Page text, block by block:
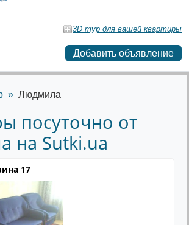
3D тур для вашей квартиры
Добавить объявление
Людмила
посуточно от
на Sutki.ua
17